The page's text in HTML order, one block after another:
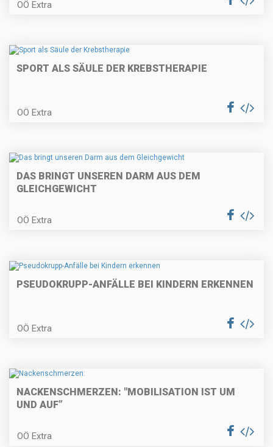
OÖ Extra
SPORT ALS SÄULE DER KREBSTHERAPIE
OÖ Extra
DAS BRINGT UNSEREN DARM AUS DEM
GLEICHGEWICHT
OÖ Extra
PSEUDOKRUPP-ANFÄLLE BEI KINDERN ERKENNEN
OÖ Extra
NACKENSCHMERZEN: "MOBILISATION IST UM
UND AUF”
OÖ Extra